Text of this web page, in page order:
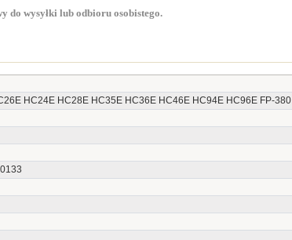
do wysyłki lub odbioru osobistego.
HC24E HC28E HC35E HC36E HC46E HC94E HC96E FP-380